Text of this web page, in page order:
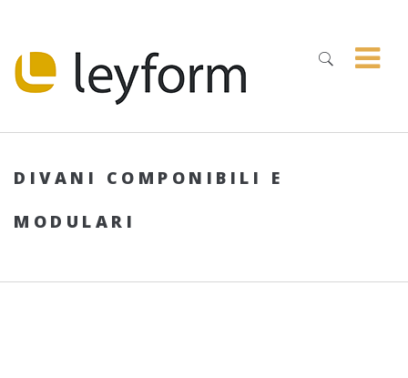
DIVANI COMPONIBILI E
MODULARI